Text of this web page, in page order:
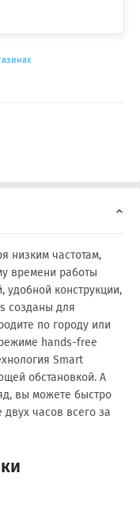
низким частотам,
времени работы
удобной конструкции,
созданы для
по городу или
hands-free
Smart
обстановкой. А
вы можете быстро
часов всего за